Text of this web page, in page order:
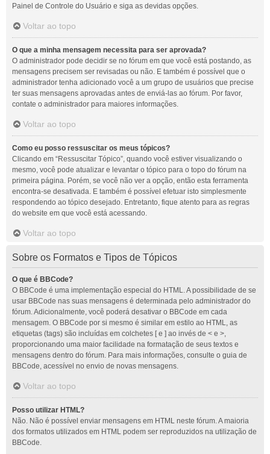
Painel de Controle do Usuário e siga as devidas opções.
Voltar ao topo
O que a minha mensagem necessita para ser aprovada?
O administrador pode decidir se no fórum em que você está postando, as
mensagens precisem ser revisadas ou não. E também é possível que o
administrador tenha adicionado você a um grupo de usuários que precise
ter suas mensagens aprovadas antes de enviá-las ao fórum. Por favor,
contate o administrador para maiores informações.
Voltar ao topo
Como eu posso ressuscitar os meus tópicos?
Clicando em “Ressuscitar Tópico”, quando você estiver visualizando o
mesmo, você pode atualizar e levantar o tópico para o topo do fórum na
primeira página. Porém, se você não ver a opção, então esta ferramenta
encontra-se desativada. E também é possível efetuar isto simplesmente
respondendo ao tópico desejado. Entretanto, fique atento para as regras
do website em que você está acessando.
Voltar ao topo
Sobre os Formatos e Tipos de Tópicos
O que é BBCode?
O BBCode é uma implementação especial do HTML. A possibilidade de se
usar BBCode nas suas mensagens é determinada pelo administrador do
fórum. Adicionalmente, você poderá desativar o BBCode em cada
mensagem. O BBCode por si mesmo é similar em estilo ao HTML, as
etiquetas (tags) são incluídas em colchetes [ e ] ao invés de < e >,
proporcionando uma maior facilidade na formatação de seus textos e
mensagens dentro do fórum. Para mais informações, consulte o guia de
BBCode, acessível no envio de novas mensagens.
Voltar ao topo
Posso utilizar HTML?
Não. Não é possível enviar mensagens em HTML neste fórum. A maioria
dos formatos utilizados em HTML podem ser reproduzidos na utilização de
BBCode.